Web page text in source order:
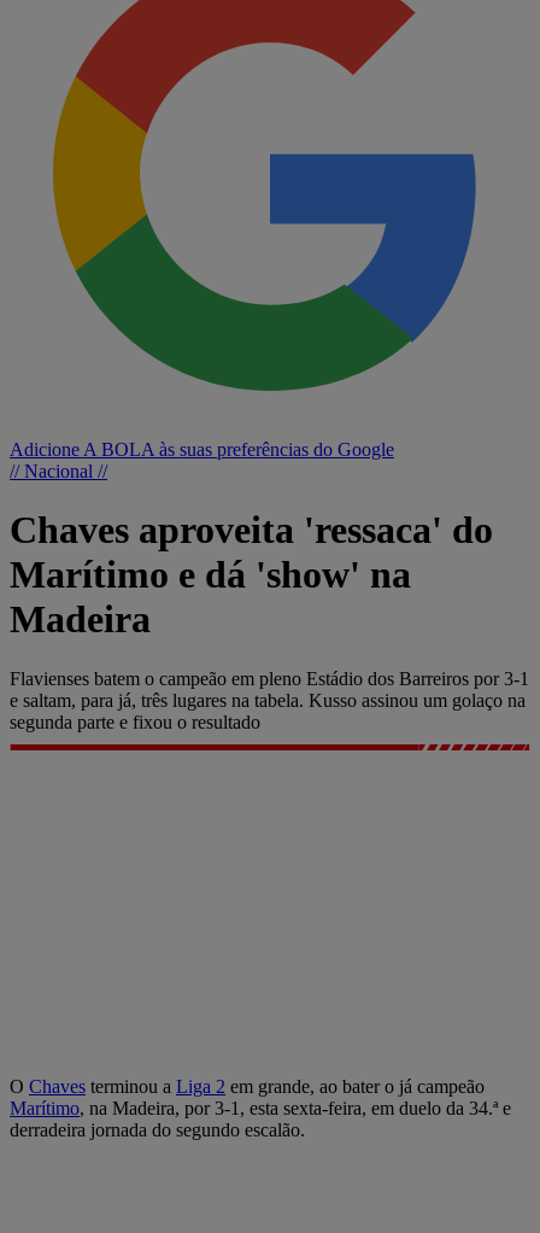
Adicione A BOLA às suas preferências do Google
// Nacional //
Chaves aproveita 'ressaca' do
Marítimo e dá 'show' na
Madeira
Flavienses batem o campeão em pleno Estádio dos Barreiros por 3-1
e saltam, para já, três lugares na tabela. Kusso assinou um golaço na
segunda parte e fixou o resultado
O Chaves terminou a Liga 2 em grande, ao bater o já campeão
Marítimo, na Madeira, por 3-1, esta sexta-feira, em duelo da 34.ª e
derradeira jornada do segundo escalão.